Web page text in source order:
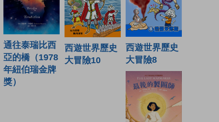
通往泰瑞比西
亞的橋（1978
年紐伯瑞金牌
獎）
西遊世界歷史
大冒險10
西遊世界歷史
大冒險8